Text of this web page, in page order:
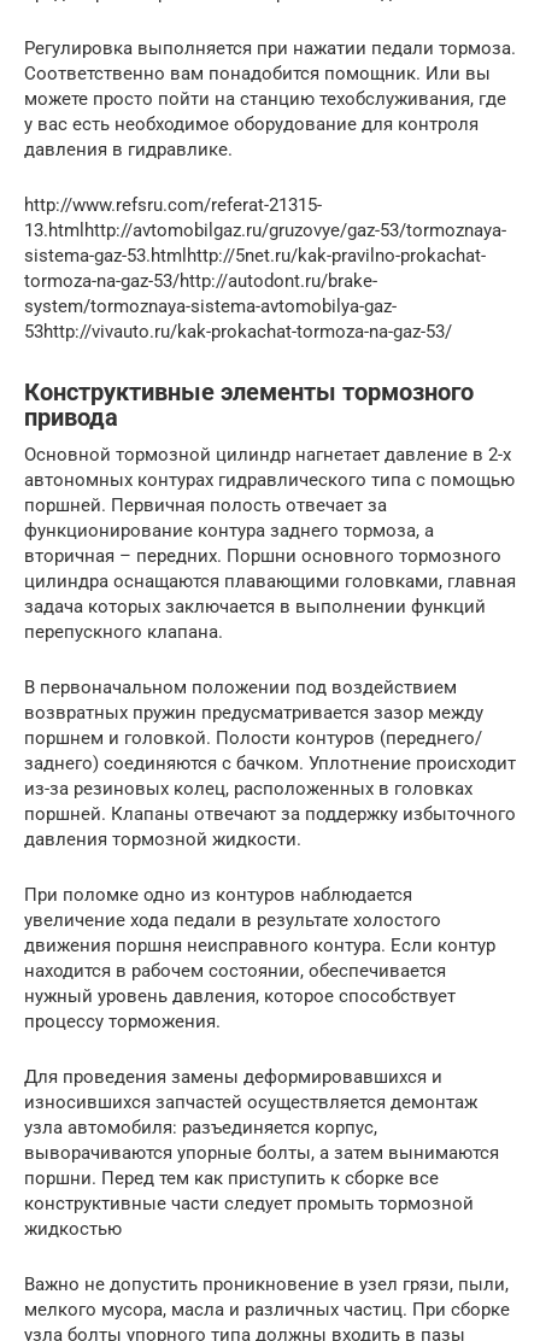
Регулировка выполняется при нажатии педали тормоза.
Соответственно вам понадобится помощник. Или вы
можете просто пойти на станцию ​​техобслуживания, где
у вас есть необходимое оборудование для контроля
давления в гидравлике.
http://www.refsru.com/referat-21315-
13.htmlhttp://avtomobilgaz.ru/gruzovye/gaz-53/tormoznaya-
sistema-gaz-53.htmlhttp://5net.ru/kak-pravilno-prokachat-
tormoza-na-gaz-53/http://autodont.ru/brake-
system/tormoznaya-sistema-avtomobilya-gaz-
53http://vivauto.ru/kak-prokachat-tormoza-na-gaz-53/
Конструктивные элементы тормозного
привода
Основной тормозной цилиндр нагнетает давление в 2-х
автономных контурах гидравлического типа с помощью
поршней. Первичная полость отвечает за
функционирование контура заднего тормоза, а
вторичная – передних. Поршни основного тормозного
цилиндра оснащаются плавающими головками, главная
задача которых заключается в выполнении функций
перепускного клапана.
В первоначальном положении под воздействием
возвратных пружин предусматривается зазор между
поршнем и головкой. Полости контуров (переднего/
заднего) соединяются с бачком. Уплотнение происходит
из-за резиновых колец, расположенных в головках
поршней. Клапаны отвечают за поддержку избыточного
давления тормозной жидкости.
При поломке одно из контуров наблюдается
увеличение хода педали в результате холостого
движения поршня неисправного контура. Если контур
находится в рабочем состоянии, обеспечивается
нужный уровень давления, которое способствует
процессу торможения.
Для проведения замены деформировавшихся и
износившихся запчастей осуществляется демонтаж
узла автомобиля: разъединяется корпус,
выворачиваются упорные болты, а затем вынимаются
поршни. Перед тем как приступить к сборке все
конструктивные части следует промыть тормозной
жидкостью
Важно не допустить проникновение в узел грязи, пыли,
мелкого мусора, масла и различных частиц. При сборке
узла болты упорного типа должны входить в пазы